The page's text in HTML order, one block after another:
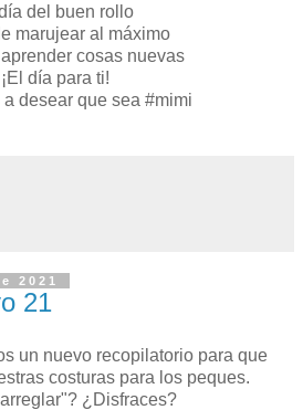
del buen rollo
marujear al máximo
cosas nuevas
¡El día para ti!
a desear que sea #mimi
2021
21
un nuevo recopilatorio para que
costuras para los peques.
¿Disfraces?